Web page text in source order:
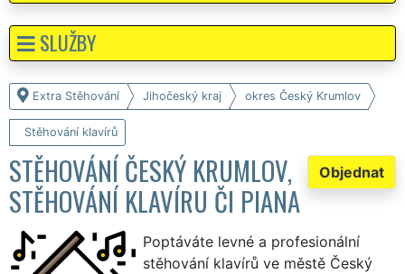
Extra Stěhování Jihočeský kraj okres Český Krumlov
Stěhování klavírů
Objednat
STĚHOVÁNÍ ČESKÝ KRUMLOV,
STĚHOVÁNÍ KLAVÍRU ČI PIANA
Poptáváte levné a profesionální
stěhování klavírů ve městě Český
SLUŽBY